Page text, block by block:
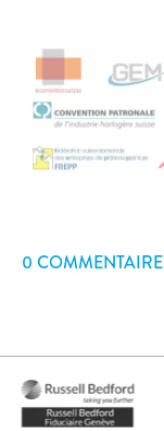
0 COMMENTAIRE